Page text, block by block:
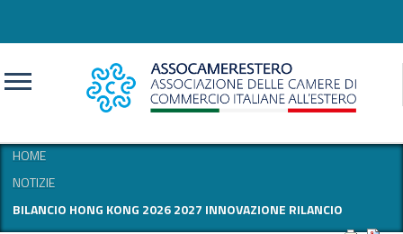
HOME
NOTIZIE
BILANCIO HONG KONG 2026 2027 INNOVAZIONE RILANCIO